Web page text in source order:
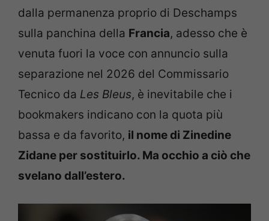
dalla permanenza proprio di Deschamps
sulla panchina della Francia, adesso che è
venuta fuori la voce con annuncio sulla
separazione nel 2026 del Commissario
Tecnico da Les Bleus, è inevitabile che i
bookmakers indicano con la quota più
bassa e da favorito, il nome di Zinedine
Zidane per sostituirlo. Ma occhio a ciò che
svelano dall’estero.